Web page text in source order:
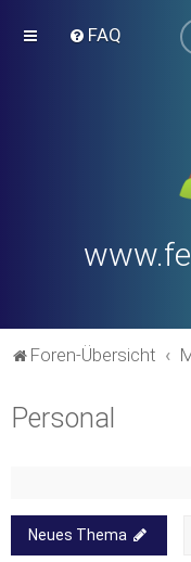
FAQ
Foren-Übersicht
Personal
Neues Thema